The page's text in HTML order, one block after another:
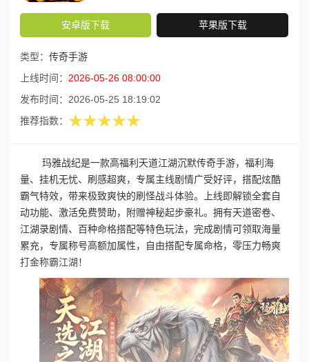
安卓版下载 苹果版下载
类型： 传奇手游
上线时间： 2026-05-26 08:00:00
发布时间： 2026-05-25 18:19:02
推荐指数： ★★★★★
玛雅战纪是一款高福利天道江湖沉默传奇手游，福利海
量、挂机无忧、刷感超爽，专属主线剧情广受好评，搭配炫酷
霸气特效，带来极致爽快的刷怪战斗体验。上线即解锁全套自
动功能、激活免费赞助，附赠神秘起步豪礼。拥有天道密卷、
江湖录剧情、百种命格搭配等特色玩法，完成剧情可领取海量
累充，专属称号高额加属性，自由搭配专属命格，零压力畅爽
打金称霸江湖！